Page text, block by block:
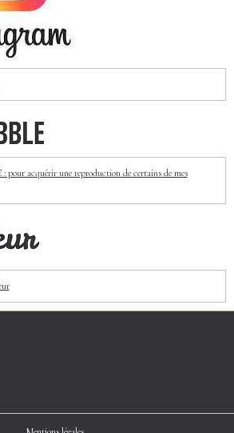
acquérir une reproduction de certains de mes